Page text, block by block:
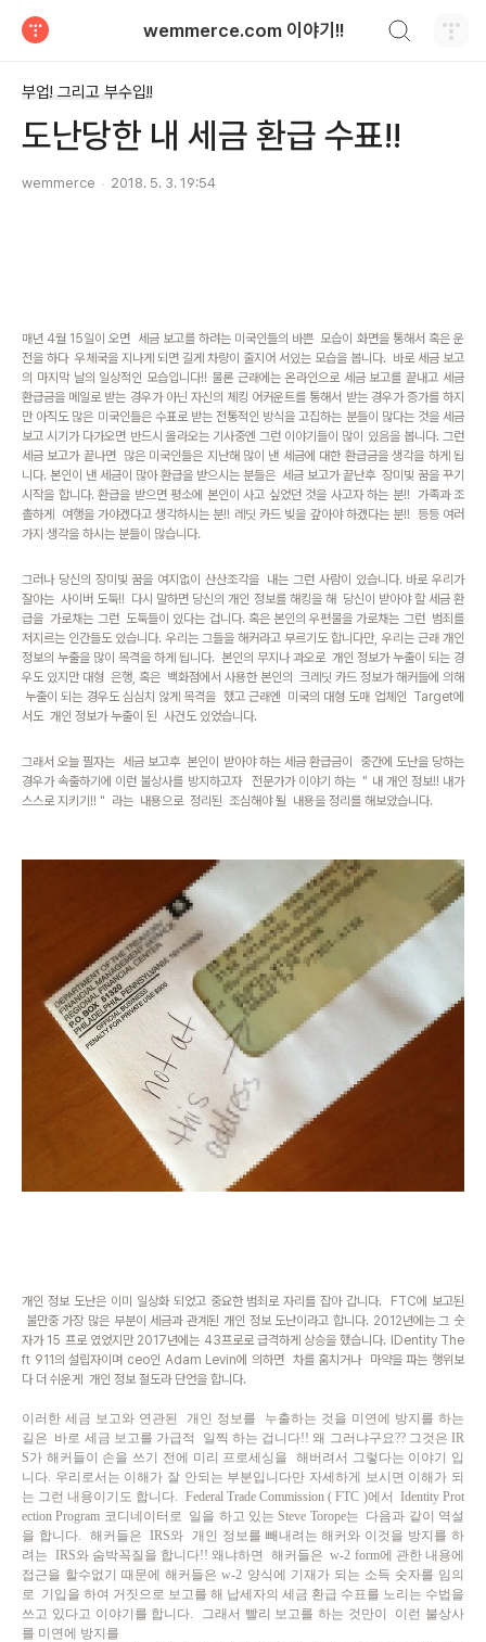
wemmerce.com 이야기!!
부업! 그리고 부수입!!
도난당한 내 세금 환급 수표!!
wemmerce 2018. 5. 3. 19:54
매년 4월 15일이 오면 세금 보고를 하려는 미국인들의 바쁜 모습이 화면을 통해서 혹은 운
전을 하다 우체국을 지나게 되면 길게 차량이 줄지어 서있는 모습을 봅니다. 바로 세금 보고
의 마지막 날의 일상적인 모습입니다!! 물론 근래에는 온라인으로 세금 보고를 끝내고 세금
환급금을 메일로 받는 경우가 아닌 자신의 체킹 어커운트를 통해서 받는 경우가 증가를 하지
만 아직도 많은 미국인들은 수표로 받는 전통적인 방식을 고집하는 분들이 많다는 것을 세금
보고 시기가 다가오면 반드시 올라오는 기사중엔 그런 이야기들이 많이 있음을 봅니다. 그런
세금 보고가 끝나면 많은 미국인들은 지난해 많이 낸 세금에 대한 환급금을 생각을 하게 됩
니다. 본인이 낸 세금이 많아 환급을 받으시는 분들은 세금 보고가 끝난후 장미빛 꿈을 꾸기
시작을 합니다. 환급을 받으면 평소에 본인이 사고 싶었던 것을 사고자 하는 분!! 가족과 조
촐하게 여행을 가야겠다고 생각하시는 분!! 레딧 카드 빚을 갚아야 하겠다는 분!! 등등 여러
가지 생각을 하시는 분들이 많습니다.
그러나 당신의 장미빛 꿈을 여지없이 산산조각을 내는 그런 사람이 있습니다. 바로 우리가
잘아는 사이버 도둑!! 다시 말하면 당신의 개인 정보를 해킹을 해 당신이 받아야 할 세금 환
급을 가로채는 그런 도둑들이 있다는 겁니다. 혹은 본인의 우편물을 가로채는 그런 범죄를
저지르는 인간들도 있습니다. 우리는 그들을 해커라고 부르기도 합니다만, 우리는 근래 개인
정보의 누출을 많이 목격을 하게 됩니다. 본인의 무지나 과오로 개인 정보가 누출이 되는 경
우도 있지만 대형 은행, 혹은 백화점에서 사용한 본인의 크레딧 카드 정보가 해커들에 의해
누출이 되는 경우도 심심치 않게 목격을 했고 근래엔 미국의 대형 도매 업체인 Target에
서도 개인 정보가 누출이 된 사건도 있었습니다.
그래서 오늘 필자는 세금 보고후 본인이 받아야 하는 세금 환급금이 중간에 도난을 당하는
경우가 속출하기에 이런 불상사를 방지하고자 전문가가 이야기 하는 " 내 개인 정보!! 내가
스스로 지키기!! " 라는 내용으로 정리된 조심해야 될 내용을 정리를 해보았습니다.
개인 정보 도난은 이미 일상화 되었고 중요한 범죄로 자리를 잡아 갑니다. FTC에 보고된
불만중 가장 많은 부분이 세금과 관계된 개인 정보 도난이라고 합니다. 2012년에는 그 숫
자가 15 프로 였었지만 2017년에는 43프로로 급격하게 상승을 했습니다. IDentity The
ft 911의 설립자이며 ceo인 Adam Levin에 의하면 차를 훔치거나 마약을 파는 행위보
다 더 쉬운게 개인 정보 절도라 단언을 합니다.
이러한 세금 보고와 연관된 개인 정보를 누출하는 것을 미연에 방지를 하는
길은 바로 세금 보고를 가급적 일찍 하는 겁니다!! 왜 그러냐구요?? 그것은 IR
S가 해커들이 손을 쓰기 전에 미리 프로세싱을 해버려서 그렇다는 이야기 입
니다. 우리로서는 이해가 잘 안되는 부분입니다만 자세하게 보시면 이해가 되
는 그런 내용이기도 합니다. Federal Trade Commission ( FTC )에서 Identity Prot
ection Program 코디네이터로 일을 하고 있는 Steve Torope는 다음과 같이 역설
을 합니다. 해커들은 IRS와 개인 정보를 빼내려는 해커와 이것을 방지를 하
려는 IRS와 숨박꼭질을 합니다!! 왜냐하면 해커들은 w-2 form에 관한 내용에
접근을 할수없기 때문에 해커들은 w-2 양식에 기재가 되는 소득 숫자를 임의
로 기입을 하여 거짓으로 보고를 해 납세자의 세금 환급 수표를 노리는 수법을
쓰고 있다고 이야기를 합니다. 그래서 빨리 보고를 하는 것만이 이런 불상사
를 미연에 방지를